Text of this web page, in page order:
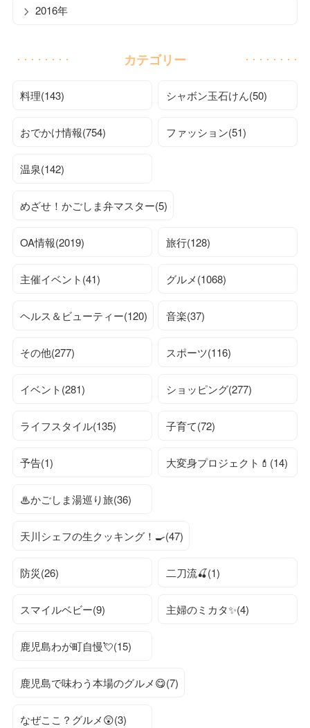
2016年
カテゴリー
料理(143) シャボン玉石けん(50)
おでかけ情報(754) ファッション(51)
温泉(142)
めざせ！かごしま弁マスター(5)
OA情報(2019) 旅行(128)
主催イベント(41) グルメ(1068)
ヘルス＆ビューティー(120) 音楽(37)
その他(277) スポーツ(116)
イベント(281) ショッピング(277)
ライフスタイル(135) 子育て(72)
予告(1) 大変身プロジェクト💄(14)
♨かごしま湯巡り旅(36)
天川シェフの生クッキング！🍳(47)
防災(26) 二刀流🍒(1)
スマイルベビー(9) 主婦のミカタ✨(4)
鹿児島わが町自慢💘(15)
鹿児島で味わう本場のグルメ😋(7)
なぜここ？グルメ😲(3)